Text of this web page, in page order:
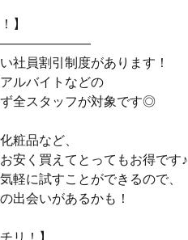
】
社員割引制度があります！
ルバイトなどの
全スタッフが対象です◎
粧品など、
安く買えてとってもお得です♪
軽に試すことができるので、
出会いがあるかも！
リ！】